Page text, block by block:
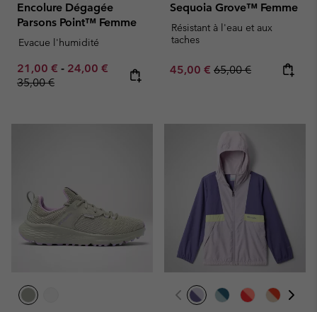
Encolure Dégagée
Parsons Point™ Femme
Evacue l'humidité
Minimum sale price:
21,00 € - Maximum sale price:
24,00 € Regular price:
35,00 €
Sequoia Grove™ Femme
Résistant à l'eau et aux
taches
Sale price:
45,00 € Regular price:
65,00 €